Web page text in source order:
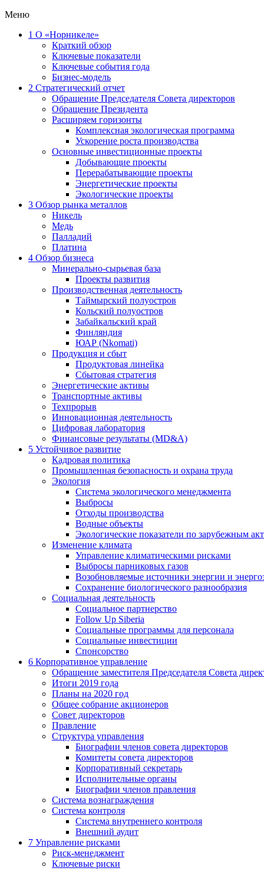
Меню
1 О «Норникеле»
Краткий обзор
Ключевые показатели
Ключевые события года
Бизнес-модель
2 Стратегический отчет
Обращение Председателя Совета директоров
Обращение Президента
Расширяем горизонты
Комплексная экологическая программа
Ускорение роста производства
Основные инвестиционные проекты
Добывающие проекты
Перерабатывающие проекты
Энергетические проекты
Экологические проекты
3 Обзор рынка металлов
Никель
Медь
Палладий
Платина
4 Обзор бизнеса
Минерально-сырьевая база
Проекты развития
Производственная деятельность
Таймырский полуостров
Кольский полуостров
Забайкальский край
Финляндия
ЮАР (Nkomati)
Продукция и сбыт
Продуктовая линейка
Сбытовая стратегия
Энергетические активы
Транспортные активы
Техпрорыв
Инновационная деятельность
Цифровая лаборатория
Финансовые результаты (MD&A)
5 Устойчивое развитие
Кадровая политика
Промышленная безопасность и охрана труда
Экология
Система экологического менеджмента
Выбросы
Отходы производства
Водные объекты
Экологические показатели по зарубежным
Изменение климата
Управление климатическими рисками
Выбросы парниковых газов
Возобновляемые источники энергии и
Сохранение биологического разнообразия
Социальная деятельность
Социальное партнерство
Follow Up Siberia
Социальные программы для персонала
Социальные инвестиции
Спонсорство
6 Корпоративное управление
Обращение заместителя Председателя Совета
Итоги 2019 года
Планы на 2020 год
Общее собрание акционеров
Совет директоров
Правление
Структура управления
Биографии членов совета директоров
Комитеты совета директоров
Корпоративный секретарь
Исполнительные органы
Биографии членов правления
Система вознаграждения
Система контроля
Система внутреннего контроля
Внешний аудит
7 Управление рисками
Риск-менеджмент
Ключевые риски